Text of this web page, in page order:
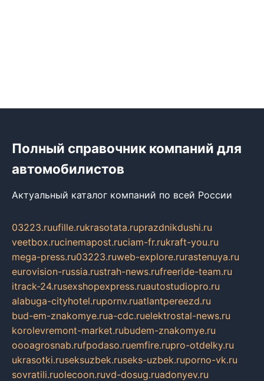
Полный справочник компаний для
автомобилистов
Актуальный каталог компаний по всей России
03223.ruufille.rukrasotata.ruprazdnikdushi.ru
veetbox.rucinemapost.ruciam-fr.rukraft-you.ru
mega-press.ru03223.ruweb-explore.rurastenuya.ru
eurovision-russia.rustrah-news.rufreeride-team.ru
itrack-24.rusexshopexpress.ruautostudiopro.ru
alabuga-cityhotel.rupornv.ruatlantpereezd.ru
bud-em-znakomye.rua-cdc.ruelektrostal-news.ru
korolevremont-market.rubudem-znakomye.ru
oooagrosnab.rufpodaso.ruemfire.rupro-otdelky.ru
ukrasotki.ruseksuzbek.ruseks-uzbek.ruporno-vk.ru
sovratili.ruolecoon.ruvd-dosug.ruadonyev.ru